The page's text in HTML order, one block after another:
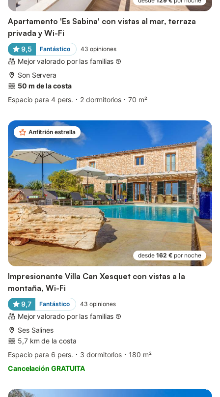
Apartamento 'Es Sabina' con vistas al mar, terraza
privada y Wi-Fi
9,5 Fantástico 43 opiniones
Mejor valorado por las familias
Son Servera
50 m de la costa
Espacio para 4 pers.
2 dormitorios 70 m²
Anfitrión estrella
desde 162 € por noche
Impresionante Villa Can Xesquet con vistas a la
montaña, Wi-Fi
9,7 Fantástico 43 opiniones
Mejor valorado por las familias
Ses Salines
5,7 km de la costa
Espacio para 6 pers.
3 dormitorios
180 m²
Cancelación GRATUITA